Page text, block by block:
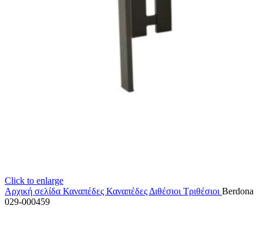
Click to enlarge
Αρχική σελίδα Καναπέδες Καναπέδες Διθέσιοι Τριθέσιοι Berdona
029-000459